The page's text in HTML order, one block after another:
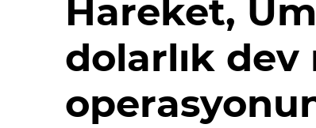
Hareket,
dolarlık